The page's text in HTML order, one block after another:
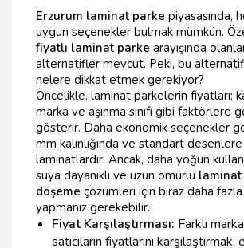
Erzurum laminat parke piyasasında,
uygun seçenekler bulmak mümkün.
fiyatlı laminat parke arayışında
alternatifler mevcut. Peki, bu
nelere dikkat etmek gerekiyor?
Öncelikle, laminat parkelerin fiyatları;
marka ve aşınma sınıfı gibi faktörlere
gösterir. Daha ekonomik seçenekler
mm kalınlığında ve standart
laminatlardır. Ancak, daha yoğun
suya dayanıklı ve uzun ömürlü laminat
döşeme çözümleri için biraz daha
yapmanız gerekebilir.
Fiyat Karşılaştırması: Farklı
satıcıların fiyatlarını karşılaştırmak,